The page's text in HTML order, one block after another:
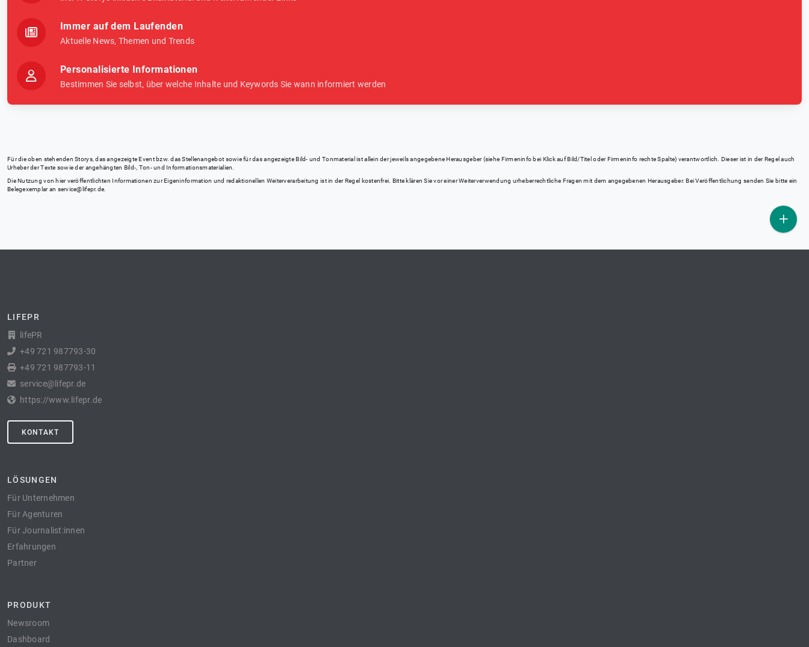
Immer auf dem Laufenden
Aktuelle News, Themen und Trends
Personalisierte Informationen
Bestimmen Sie selbst, über welche Inhalte und Keywords Sie wann informiert werden
Für die oben stehenden Storys, das angezeigte Event bzw. das Stellenangebot sowie für das angezeigte Bild- und Tonmaterial ist allein der jeweils angegebene Herausgeber (siehe Firmeninfo bei Klick auf Bild/Titel oder Firmeninfo rechte Spalte) verantwortlich. Dieser ist in der Regel auch
Urheber der Texte sowie der angehängten Bild-, Ton- und Informationsmaterialien.
Die Nutzung von hier veröffentlichten Informationen zur Eigeninformation und redaktionellen Weiterverarbeitung ist in der Regel kostenfrei. Bitte klären Sie vor einer Weiterverwendung urheberrechtliche Fragen mit dem angegebenen Herausgeber. Bei Veröffentlichung senden Sie bitte ein
Belegexemplar an service@lifepr.de
LIFEPR
lifePR
+49 721 987793-30
+49 721 987793-11
service@lifepr.de
https://www.lifepr.de
KONTAKT
LÖSUNGEN
Für Unternehmen
Für Agenturen
Für Journalist:innen
Erfahrungen
Partner
PRODUKT
Newsroom
Dashboard